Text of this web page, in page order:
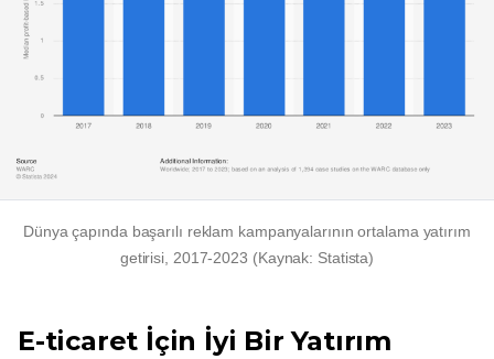
Dünya çapında başarılı reklam kampanyalarının ortalama yatırım
getirisi, 2017-2023 (Kaynak: Statista)
E-ticaret İçin İyi Bir Yatırım